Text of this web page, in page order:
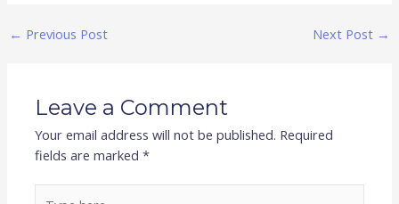
← Previous Post Next Post →
Leave a Comment
Your email address will not be published. Required
fields are marked*